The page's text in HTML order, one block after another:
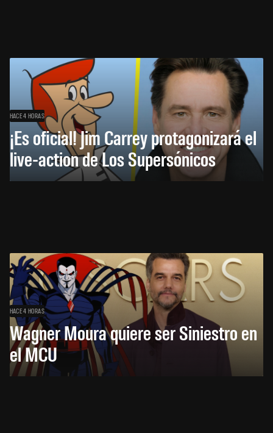
HACE 4 HORAS
¡Es oficial! Jim Carrey protagonizará el
live-action de Los Supersónicos
HACE 4 HORAS
Wagner Moura quiere ser Siniestro en
el MCU